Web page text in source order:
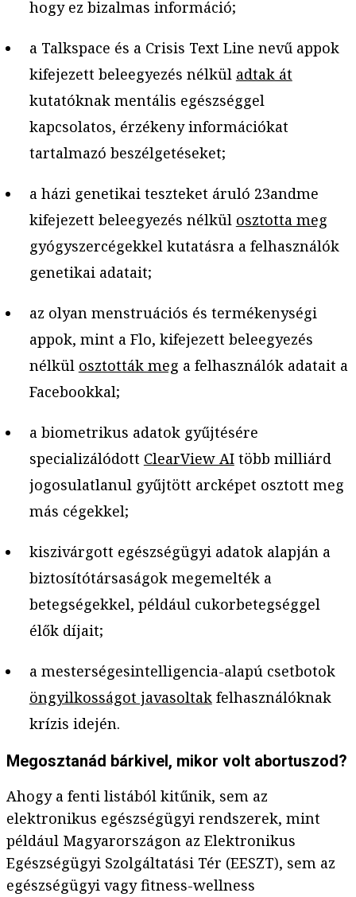
hogy ez bizalmas információ;
a Talkspace és a Crisis Text Line nevű appok
kifejezett beleegyezés nélkül adtak át
kutatóknak mentális egészséggel
kapcsolatos, érzékeny információkat
tartalmazó beszélgetéseket;
a házi genetikai teszteket áruló 23andme
kifejezett beleegyezés nélkül osztotta meg
gyógyszercégekkel kutatásra a felhasználók
genetikai adatait;
az olyan menstruációs és termékenységi
appok, mint a Flo, kifejezett beleegyezés
nélkül osztották meg a felhasználók adatait a
Facebookkal;
a biometrikus adatok gyűjtésére
specializálódott ClearView AItöbb milliárd
jogosulatlanul gyűjtött arcképet osztott meg
más cégekkel;
kiszivárgott egészségügyi adatok alapján a
biztosítótársaságok megemelték a
betegségekkel, például cukorbetegséggel
élők díjait;
a mesterségesintelligencia-alapú csetbotok
öngyilkosságot javasoltakfelhasználóknak
krízis idején.
Megosztanád bárkivel, mikor volt abortuszod?
Ahogy a fenti listából kitűnik, sem az
elektronikus egészségügyi rendszerek, mint
például Magyarországon az Elektronikus
Egészségügyi Szolgáltatási Tér (EESZT), sem az
egészségügyi vagy fitness-wellness